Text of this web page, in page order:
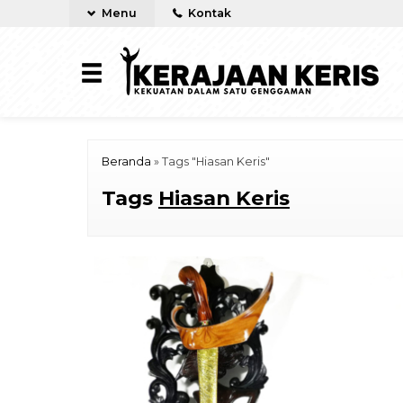
Menu Kontak
Beranda » Tags "Hiasan Keris"
Tags Hiasan Keris